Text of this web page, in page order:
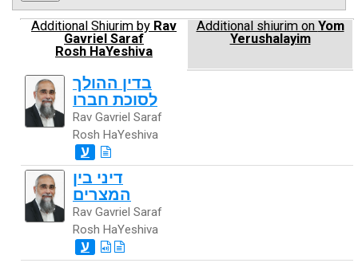
Additional Shiurim by Rav
Gavriel Saraf
Rosh HaYeshiva
Additional shiurim on Yom
Yerushalayim
בדין ההולך
לסוכת חברו
Rav Gavriel Saraf
Rosh HaYeshiva
ע
דיני בין
המצרים
Rav Gavriel Saraf
Rosh HaYeshiva
ע